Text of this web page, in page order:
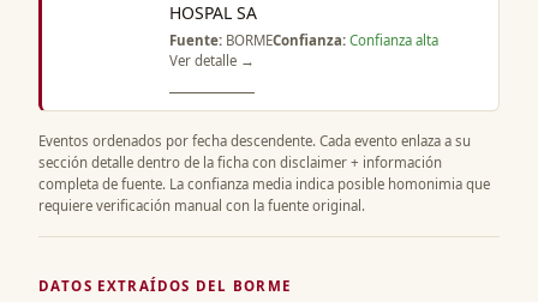
HOSPAL SA
Fuente: BORMEConfianza: Confianza alta
Ver detalle →
Eventos ordenados por fecha descendente. Cada evento enlaza a su
sección detalle dentro de la ficha con disclaimer + información
completa de fuente. La confianza media indica posible homonimia que
requiere verificación manual con la fuente original.
DATOS EXTRAÍDOS DEL BORME